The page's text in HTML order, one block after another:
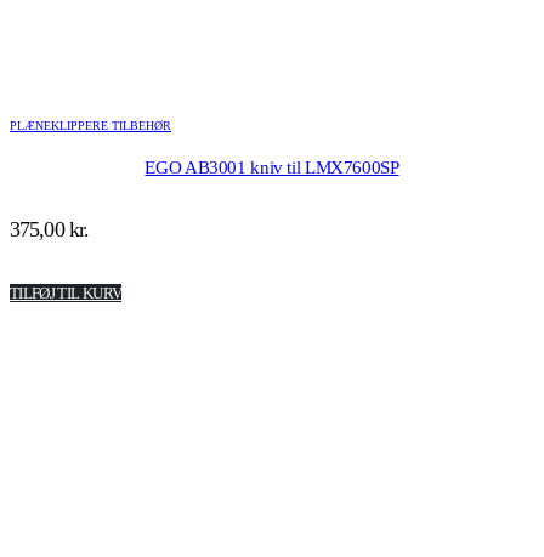
PLÆNEKLIPPERE TILBEHØR
EGO AB3001 kniv til LMX7600SP
375,00kr.
TILFØJ TIL KURV